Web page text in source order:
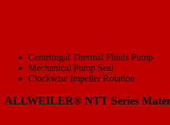
Centrifugal Thermal Fluids Pump
Mechanical Pump Seal
Clockwise Impeller Rotation
ALLWEILER® NTT Series